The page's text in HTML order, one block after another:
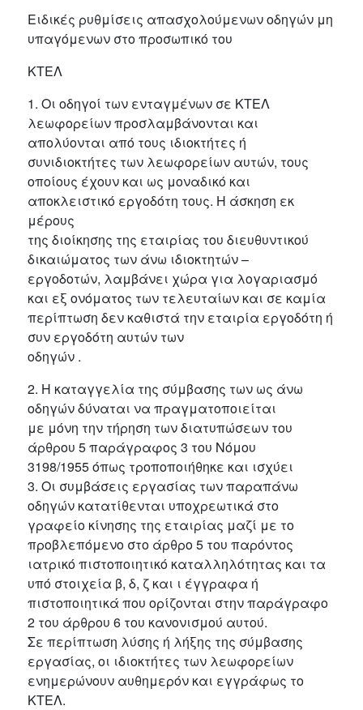
Ειδικές ρυθμίσεις απασχολούμενων οδηγών μη
υπαγόμενων στο προσωπικό του
ΚΤΕΛ
1. Οι οδηγοί των ενταγμένων σε ΚΤΕΛ
λεωφορείων προσλαμβάνονται και
απολύονται από τους ιδιοκτήτες ή
συνιδιοκτήτες των λεωφορείων αυτών, τους
οποίους έχουν και ως μοναδικό και
αποκλειστικό εργοδότη τους. Η άσκηση εκ
μέρους
της διοίκησης της εταιρίας του διευθυντικού
δικαιώματος των άνω ιδιοκτητών –
εργοδοτών, λαμβάνει χώρα για λογαριασμό
και εξ ονόματος των τελευταίων και σε καμία
περίπτωση δεν καθιστά την εταιρία εργοδότη ή
συν εργοδότη αυτών των
οδηγών .
2. Η καταγγελία της σύμβασης των ως άνω
οδηγών δύναται να πραγματοποιείται
με μόνη την τήρηση των διατυπώσεων του
άρθρου 5 παράγραφος 3 του Νόμου
3198/1955 όπως τροποποιήθηκε και ισχύει
3. Οι συμβάσεις εργασίας των παραπάνω
οδηγών κατατίθενται υποχρεωτικά στο
γραφείο κίνησης της εταιρίας μαζί με το
προβλεπόμενο στο άρθρο 5 του παρόντος
ιατρικό πιστοποιητικό καταλληλότητας και τα
υπό στοιχεία β, δ, ζ και ι έγγραφα ή
πιστοποιητικά που ορίζονται στην παράγραφο
2 του άρθρου 6 του κανονισμού αυτού.
Σε περίπτωση λύσης ή λήξης της σύμβασης
εργασίας, οι ιδιοκτήτες των λεωφορείων
ενημερώνουν αυθημερόν και εγγράφως το
ΚΤΕΛ.